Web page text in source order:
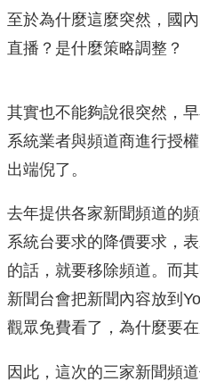
至於為什麼這麼突然，國
直播？是什麼策略調整？
其實也不能夠說很突然，
系統業者與頻道商進行授
出端倪了。
去年提供各家新聞頻道的
系統台要求的降價要求，
的話，就要移除頻道。而
新聞台會把新聞內容放到
觀眾免費看了，為什麼要
因此，這次的三家新聞頻